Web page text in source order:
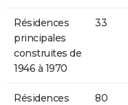
Résidences
principales
construites de
1946 à 1970
33
Résidences
80